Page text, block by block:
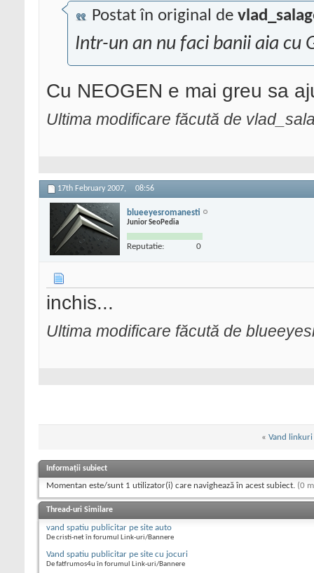
Postat în original de
Intr-un an nu faci banii aia cu
Cu NEOGEN e mai greu sa
Ultima modificare făcută de
17th February 2007, 08:56
blueeyesromanesti
Junior SeoPedia
Reputatie: 0
inchis...
Ultima modificare făcută de
« Vand
Informații subiect
Momentan este/sunt 1 utilizator(i) care navighează în acest subiect. (0
Thread-uri Similare
vand spatiu publicitar pe site auto
De cristi-net în forumul Link-uri/Bannere
Vand spatiu publicitar pe site cu jocuri
De fatfrumos4u în forumul Link-uri/Bannere